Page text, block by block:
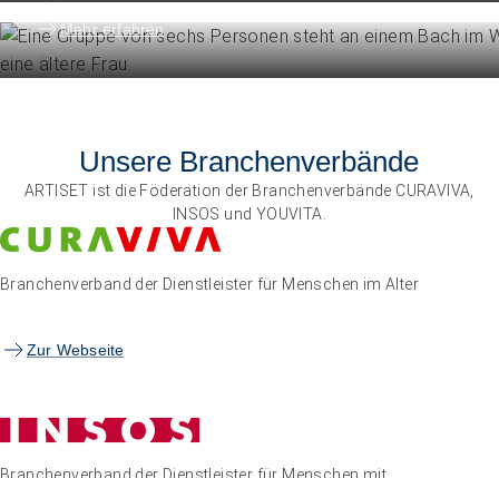
Mehr erfahren
Unsere Branchenverbände
ARTISET ist die Föderation der Branchenverbände CURAVIVA,
INSOS und YOUVITA.
Branchenverband der Dienstleister für Menschen im Alter
Zur Webseite